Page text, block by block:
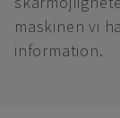
maskinen vi
information.